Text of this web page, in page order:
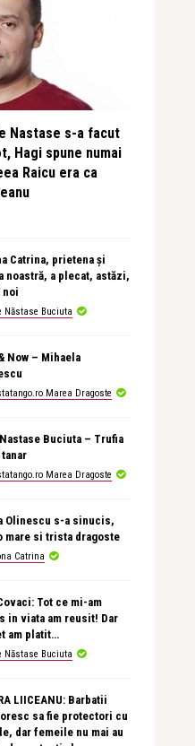
Nastase s-a facut
Hagi spune numai
Raicu era ca
Catrina, prietena și
noastră, a plecat, astăzi,
noi
Năstase Buciuta
Now – Mihaela
Marea Dragoste
Buciuta – Trufia
Marea Dragoste
Olinescu s-a sinucis,
mare si trista dragoste
Catrina
Tot ce mi-am
in viata am reusit! Dar
am platit…
Năstase Buciuta
LIICEANU: Barbatii
sa fie protectori cu
dar femeile nu mai au